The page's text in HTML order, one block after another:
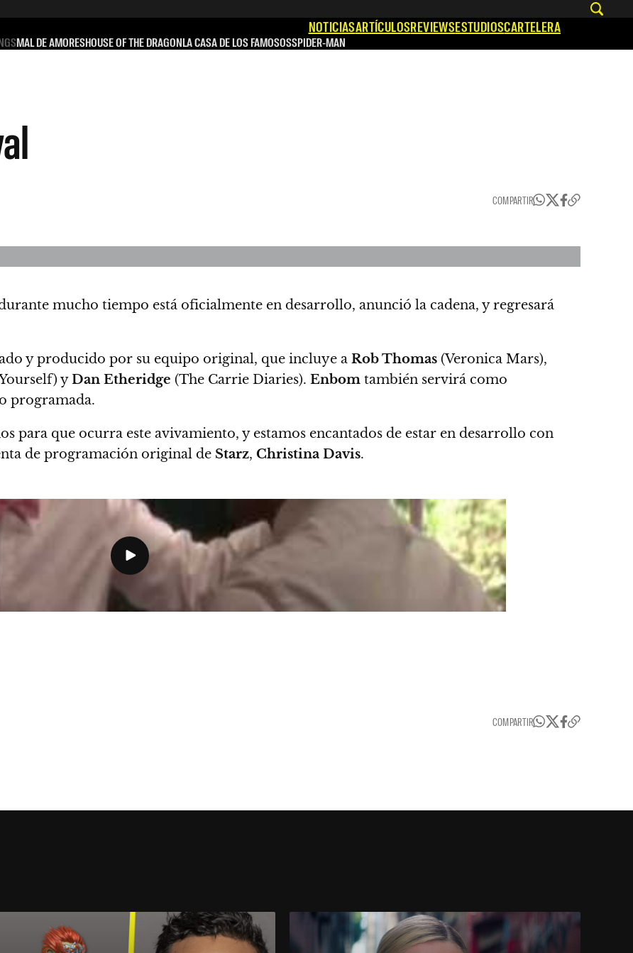
NOTICIASARTÍCULOSREVIEWSESTUDIOSCARTELERA
MAL DE AMORESHOUSE OF THE DRAGONLA CASA DE LOS FAMOSOSSPIDER-MAN
COMPARTIR
mucho tiempo está oficialmente en desarrollo, anunció la cadena, y regresará
y producido por su equipo original, que incluye a Rob Thomas (Veronica Mars),
yDan Etheridge (The Carrie Diaries). Enbom también servirá como
programada.
para que ocurra este avivamiento, y estamos encantados de estar en desarrollo con
de programación original de Starz, Christina Davis.
COMPARTIR